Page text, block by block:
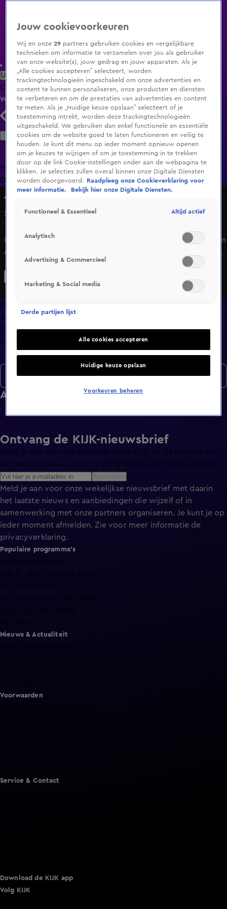
Uitzending Gemist Populaire programma's Zenders Genres
ClipsFilmsRadioSmart TV inlogShop
Volg KIJK
Zoeken
HomeUitzending Gemist Programma's De Bondgenoten
OranjezomerLivestreamsShop
The Tribute: Battle of the Bands
Seizoen 5, aflevering 6
13 dec 2025, 19:58
Met nog 8 bands in de competitie komt die hoofdprijs, een
eigen concert in de Ziggo Dome, voor deze overgebleven
bands nu steeds dichterbij. Met een nieuwe hit nemen zij
van de grootste hits vertellen ze ook wat hun idool zo
bijzonder maakt. De band die onderaan eindigt verlaat
wederom het programma.
Overzicht
Afleveringen
Clips
Info
Afleveringen
Seizoen 5
Ontvang de KIJK-nieuwsbrief
Meld je aan voor de nieuwsbrief en blijf op de hoogte van
het laatste nieuws over de programma’s en series op KIJK.
Meld je aan voor onze wekelijkse nieuwsbrief met daarin
het laatste nieuws en aanbiedingen die wijzelf of in
samenwerking met onze partners organiseren. Je kunt je op
ieder moment afmelden. Zie voor meer informatie de
privacyverklaring.
Populaire programma's
De Bondgenoten
A.S.S. - Anti Survival Show
De Oranjezomer
Mi Dushi: wat is dan liefde?
Lang Leve de Liefde
Nieuws & Actualiteit
Voorwaarden
Service & Contact
Download de KIJK app
Volg KIJK
Jouw cookievoorkeuren
Wij en onze29 partners gebruiken cookies en vergelijkbare
technieken om informatie te verzamelen over jou als gebruiker
van onze website(s), jouw gedrag en jouw apparaten. Als je
„Alle cookies accepteren” selecteert, worden
trackingtechnologieën ingeschakeld om onze advertenties en
content te kunnen personaliseren, onze producten en diensten
te verbeteren en om de prestaties van advertenties en content
te meten. Als je „Huidige keuze opslaan” selecteert of je
toestemming intrekt, worden deze trackingtechnologieën
uitgeschakeld. We gebruiken dan enkel functionele en essentiële
cookies om de website goed te laten functioneren en veilig te
houden. Je kunt dit menu op ieder moment opnieuw openen
om je keuzes te wijzigen of om je toestemming in te trekken
door op de link Cookie-instellingen onder aan de webpagina te
klikken. Je selecties zullen overal binnen onze Digitale Diensten
worden doorgevoerd.
Raadpleeg onze Cookieverklaring voor
meer informatie.
Bekijk hier onze Digitale Diensten.
Functioneel & Essentieel Altijd actief
Analytisch
Advertising & Commercieel
Marketing & Social media
Derde partijen lijst
Alle cookies accepteren
Huidige keuze opslaan
Voorkeuren beheren